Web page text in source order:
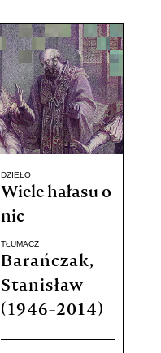
DZIEŁO
Wiele hałasu o
nic
TŁUMACZ
Barańczak,
Stanisław
(1946-2014)